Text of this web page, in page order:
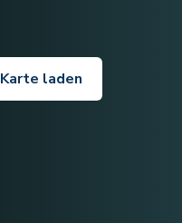
Karte laden